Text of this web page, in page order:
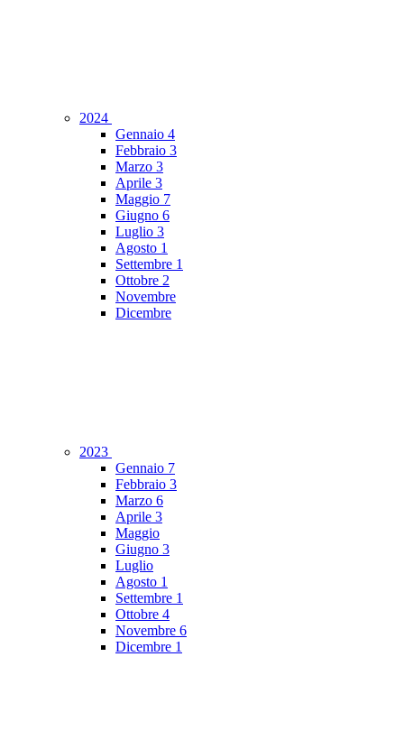
2024
Gennaio 4
Febbraio 3
Marzo 3
Aprile 3
Maggio 7
Giugno 6
Luglio 3
Agosto 1
Settembre 1
Ottobre 2
Novembre
Dicembre
2023
Gennaio 7
Febbraio 3
Marzo 6
Aprile 3
Maggio
Giugno 3
Luglio
Agosto 1
Settembre 1
Ottobre 4
Novembre 6
Dicembre 1